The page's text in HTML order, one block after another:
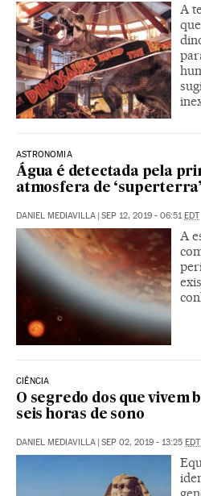
A
ASTRONOMIA
Água é detectada pela
atmosfera de
DANIEL MEDIAVILLA | SEP 12, 2019 - 06:51EDT
A
CIÊNCIA
O segredo dos que vivem
seis horas de sono
DANIEL MEDIAVILLA | SEP 02, 2019 - 13:25 EDT